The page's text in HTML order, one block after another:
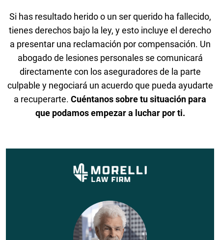
Si has resultado herido o un ser querido ha fallecido,
tienes derechos bajo la ley, y esto incluye el derecho
a presentar una reclamación por compensación. Un
abogado de lesiones personales se comunicará
directamente con los aseguradores de la parte
culpable y negociará un acuerdo que pueda ayudarte
a recuperarte. Cuéntanos sobre tu situación para
que podamos empezar a luchar por ti.